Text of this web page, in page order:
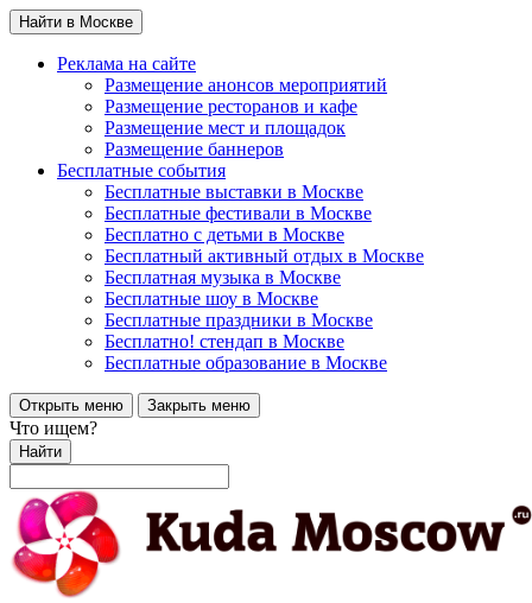
Найти в Москве
Реклама на сайте
Размещение анонсов мероприятий
Размещение ресторанов и кафе
Размещение мест и площадок
Размещение баннеров
Бесплатные события
Бесплатные выставки в Москве
Бесплатные фестивали в Москве
Бесплатно с детьми в Москве
Бесплатный активный отдых в Москве
Бесплатная музыка в Москве
Бесплатные шоу в Москве
Бесплатные праздники в Москве
Бесплатно! стендап в Москве
Бесплатные образование в Москве
Открыть меню Закрыть меню
Что ищем?
Найти